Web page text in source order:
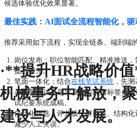
·**提升HR战略价
机械事务中解放，
建设与人才发展。
候选体验优化效果显著。
最佳实践：AI面试全流程智能化，驱
推荐采用如下流程，实现全链条、端到端
岗位发布：职位智能匹配、精准推送，
提升曝光。
笔面一体化：结合在线笔试系统 ，先
AI视频面试：题库及岗位能力标签多
试纪要系统成稿。
自动化筛选：评分板、群批注、结构化
减少人工失误。